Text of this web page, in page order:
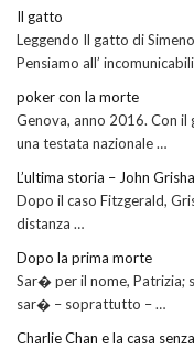
Il gatto
Leggendo Il gatto di
Pensiamo all’
poker con la morte
Genova, anno 2016. Con il
una testata nazionale …
L’ultima storia – John
Dopo il caso Fitzgerald,
distanza …
Dopo la prima morte
Sar� per il nome, Patrizia;
sar� – soprattutto – …
Charlie Chan e la casa